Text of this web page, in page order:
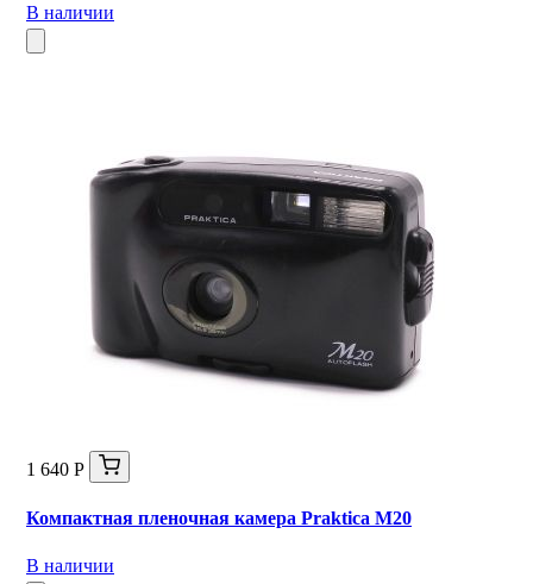
В наличии
1 640 Р
Компактная пленочная камера Praktica M20
В наличии